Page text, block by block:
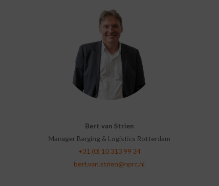
Bert van Strien
Manager Barging & Logistics Rotterdam
+31 (0) 10 313 99 34
bert.van.strien@nprc.nl